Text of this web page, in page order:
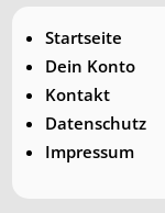
Startseite
Dein Konto
Kontakt
Datenschutz
Impressum